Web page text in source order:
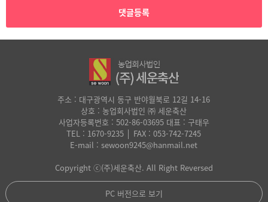
주소 : 대구광역시 동구 반야월북로 12길 14-16
상호 : 농업회사법인 ㈜ 세운축산
사업자등록번호 : 502-86-03695 대표 : 구태우
TEL : 1670-9235 │ FAX : 053-742-7245
E-mail : sewoon9245@hanmail.net
Copyright ⓒ(주)세운축산. All Right Reversed
PC 버전으로 보기